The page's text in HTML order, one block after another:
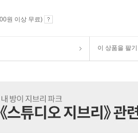
원 이상 무료)
이 상품을 팔기